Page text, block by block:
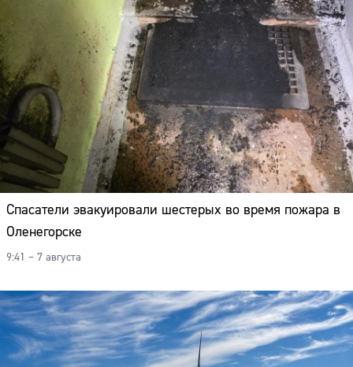
Спасатели эвакуировали шестерых во время пожара в
Оленегорске
9:41 – 7 августа